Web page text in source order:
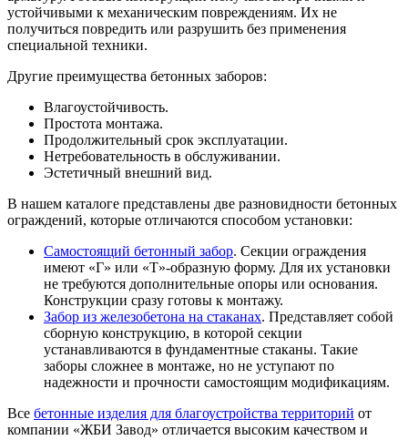
устойчивыми к механическим повреждениям. Их не
получиться повредить или разрушить без применения
специальной техники.
Другие преимущества бетонных заборов:
Влагоустойчивость.
Простота монтажа.
Продолжительный срок эксплуатации.
Нетребовательность в обслуживании.
Эстетичный внешний вид.
В нашем каталоге представлены две разновидности бетонных
ограждений, которые отличаются способом установки:
Самостоящий бетонный забор. Секции ограждения
имеют «Г» или «Т»-образную форму. Для их установки
не требуются дополнительные опоры или основания.
Конструкции сразу готовы к монтажу.
Забор из железобетона на стаканах. Представляет собой
сборную конструкцию, в которой секции
устанавливаются в фундаментные стаканы. Такие
заборы сложнее в монтаже, но не уступают по
надежности и прочности самостоящим модификациям.
Все бетонные изделия для благоустройства территорий от
компании «ЖБИ Завод» отличается высоким качеством и